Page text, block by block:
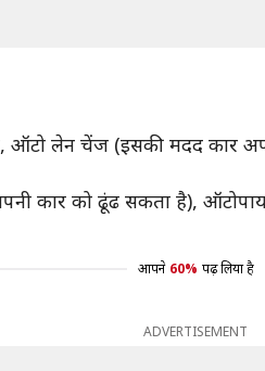
ऑटो लेन चेंज (इसकी मदद कार
कार को ढूंढ सकता है),
आपने 60% पढ़ लिया है
ADVERTISEMENT